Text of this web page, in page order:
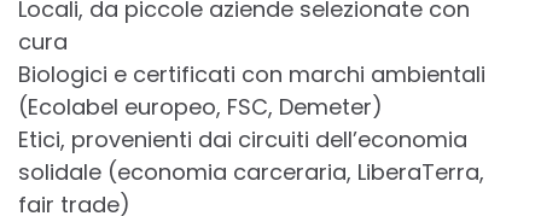
Locali, da piccole aziende selezionate con
cura
Biologici e certificati con marchi ambientali
(Ecolabel europeo, FSC, Demeter)
Etici, provenienti dai circuiti dell’economia
solidale (economia carceraria, LiberaTerra,
fair trade)